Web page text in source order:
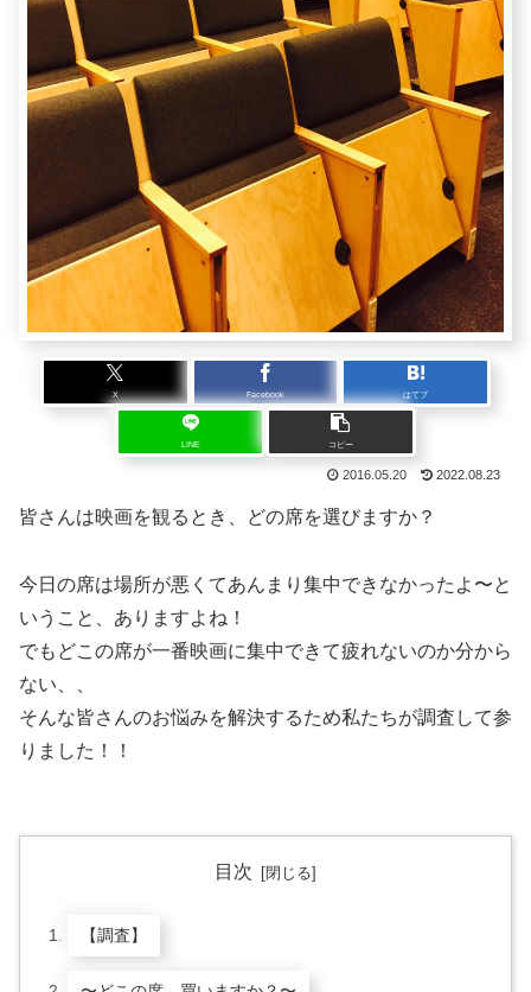
X Facebook はてブ
LINE コピー
2016.05.20 2022.08.23
皆さんは映画を観るとき、どの席を選びますか？
今日の席は場所が悪くてあんまり集中できなかったよ〜と
いうこと、ありますよね！
でもどこの席が一番映画に集中できて疲れないのか分から
ない、、
そんな皆さんのお悩みを解決するため私たちが調査して参
りました！！
目次
【調査】